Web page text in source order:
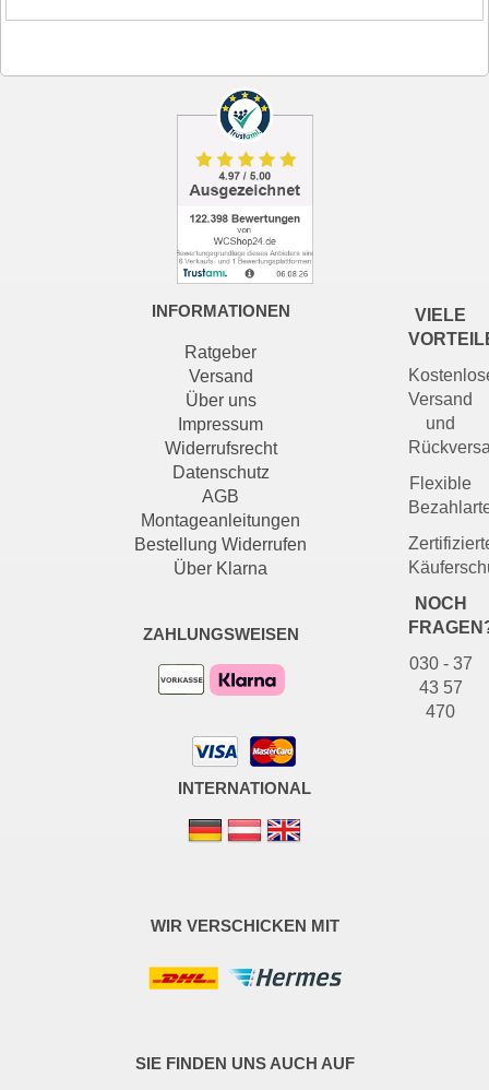
VIELE
Versand
und
Flexible
NOCH
030 - 37
43 57
470
INFORMATIONEN
Ratgeber
Versand
Über uns
Impressum
Widerrufsrecht
Datenschutz
AGB
Montageanleitungen
Bestellung Widerrufen
Über Klarna
ZAHLUNGSWEISEN
INTERNATIONAL
WIR VERSCHICKEN MIT
SIE FINDEN UNS AUCH AUF